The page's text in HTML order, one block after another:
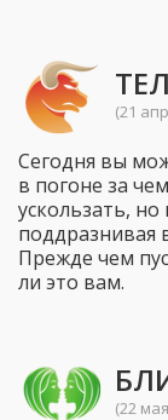
(21
Сегодня вы
в погоне за
ускользать, но
поддразнивая
Прежде чем
ли это вам.
(22